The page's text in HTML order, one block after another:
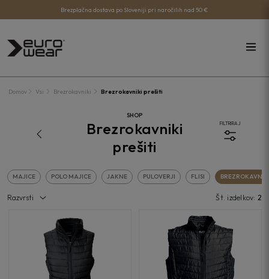
Brezplačna dostava po Sloveniji pri naročilih nad 50 €
Domov Vsi Brezrokavniki Brezrokavniki prešiti
SHOP
Brezrokavniki
prešiti
FILTRIRAJ
MAJICE POLO MAJICE JAKNE PULOVERJI FLISI
Razvrsti Št. izdelkov: 2